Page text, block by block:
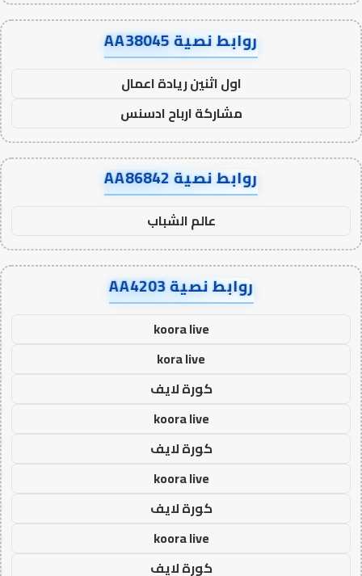
روابط نصية AA38045
اول اثنين ريادة اعمال
مشاركة ارباح ادسنس
روابط نصية AA86842
عالم الشباب
روابط نصية AA4203
koora live
kora live
كورة لايف
koora live
كورة لايف
koora live
كورة لايف
koora live
كورة لايف